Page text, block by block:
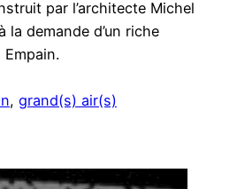
par l’architecte Michel
la demande d’un riche
, grand(s) air(s)